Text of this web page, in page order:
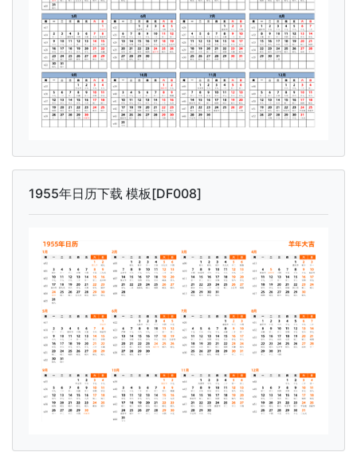
1955年日历下载 模板[DF008]